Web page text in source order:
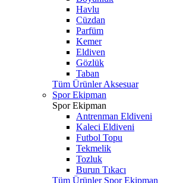
Havlu
Cüzdan
Parfüm
Kemer
Eldiven
Gözlük
Taban
Tüm Ürünler Aksesuar
Spor Ekipman
Spor Ekipman
Antrenman Eldiveni
Kaleci Eldiveni
Futbol Topu
Tekmelik
Tozluk
Burun Tıkacı
Tüm Ürünler Spor Ekipman